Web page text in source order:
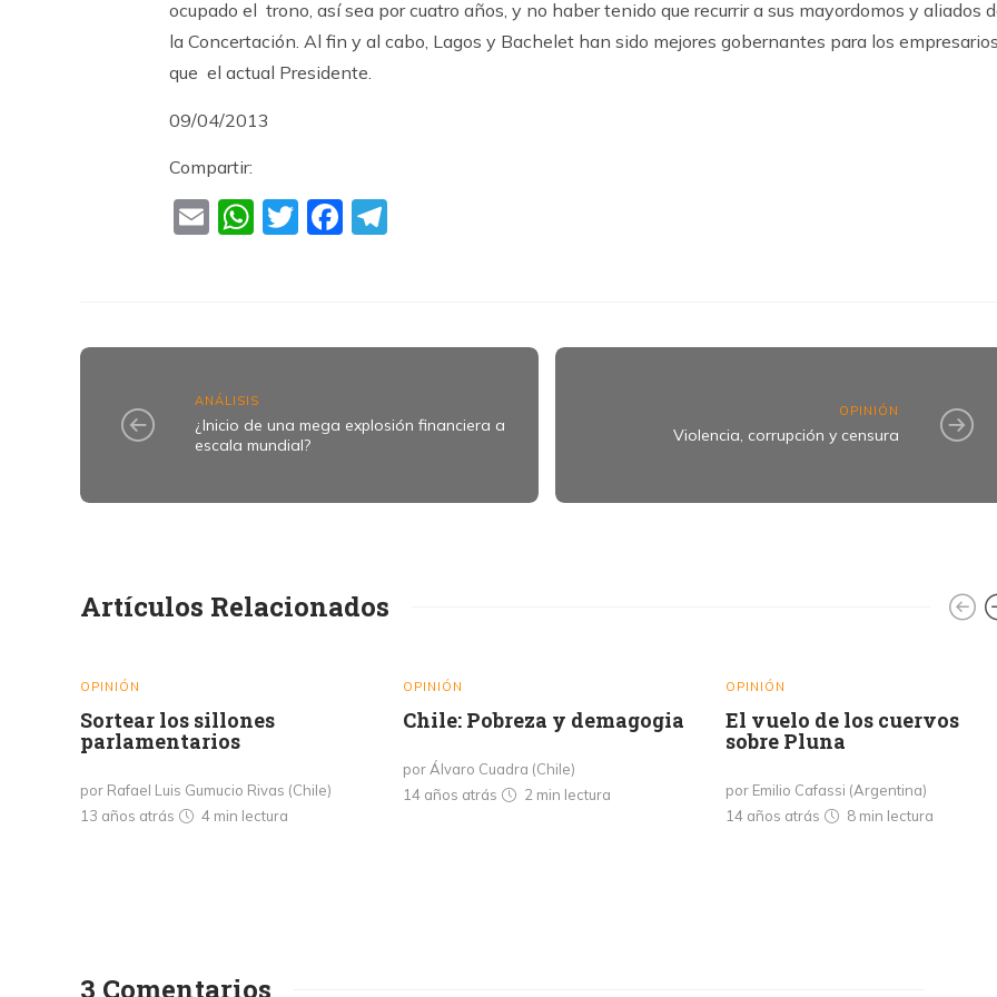
ocupado el trono, así sea por cuatro años, y no haber tenido que recurrir a sus mayordomos y aliados
la Concertación. Al fin y al cabo, Lagos y Bachelet han sido mejores gobernantes para los empresarios
que el actual Presidente.
09/04/2013
Compartir:
EmailWhatsApp
TwitterFacebook
ANÁLISIS
¿Inicio de una mega explosión financiera a
escala mundial?
OPINIÓN
Violencia, corrupción y censura
Artículos Relacionados
OPINIÓN
Sortear los sillones
parlamentarios
por Rafael Luis Gumucio Rivas (Chile)
13 años atrás
4 min lectura
OPINIÓN
Chile: Pobreza y demagogia
por Álvaro Cuadra (Chile)
14 años atrás
2 min lectura
OPINIÓN
El vuelo de los cuervos
sobre Pluna
por Emilio Cafassi (Argentina)
14 años atrás
8 min lectura
3 Comentarios